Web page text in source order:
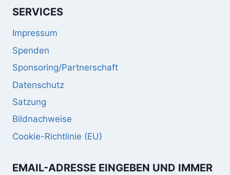
SERVICES
Impressum
Spenden
Sponsoring/Partnerschaft
Datenschutz
Satzung
Bildnachweise
Cookie-Richtlinie (EU)
EMAIL-ADRESSE EINGEBEN UND IMMER